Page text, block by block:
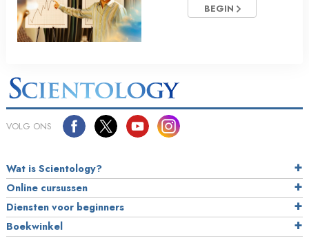
BEGIN
VOLG ONS
Wat is Scientology?
Online cursussen
Diensten voor beginners
Boekwinkel